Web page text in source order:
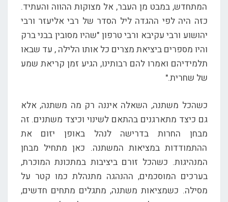
המתחדש, במבט מן העבר, אל מצוקות ההווה והעתיד.
כזה היה לפי ההגדה ליל הסדר של רבי אליעזר ורבי
יהושוע ורבי עקיבא ורבי טרפון "שהיו מסובין בבני ברק
והיו מספרים ביציאת מצרים כל אותו הלילה , עד שבאו
תלמידיהם ואמרו להם רבותינו, הגיע זמן קריאת שמע
של שחרית."
כשהכל משתנה, השאלה איננה רק מה משתנה, אלא
גם כיצד מתארגנים בהתאם לשינוי וכיצד משתנים. זה
מבחן החרות בדרישה לנהל באופן יזום את
ההתמודדות במציאות המשתנה. כאן מתחיל מבחן
המנהיגות. כשהכל זורם ביציבות במתכונת המוכרת,
בערכים המוסכמים, ההנהגה מתנהלת כמו קטר על
מסילה. כשמציאות משתנה, מתגלים מתחים חדשים,